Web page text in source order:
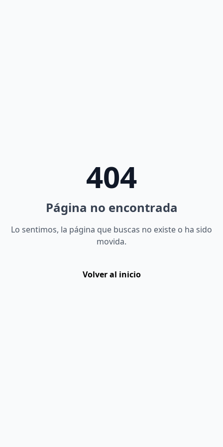
404
Página no encontrada
Lo sentimos, la página que buscas no existe o ha sido
movida.
Volver al inicio